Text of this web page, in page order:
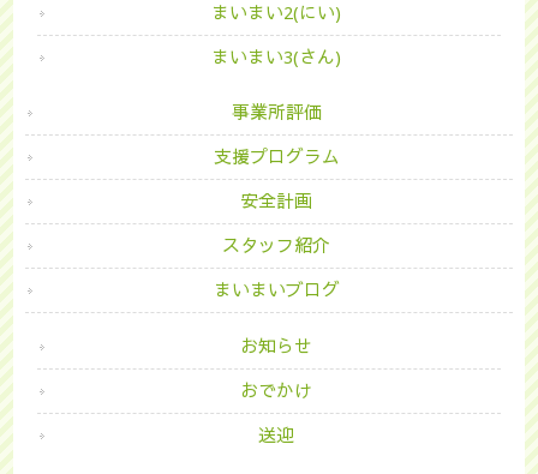
まいまい2(にい)
まいまい3(さん)
事業所評価
支援プログラム
安全計画
スタッフ紹介
まいまいブログ
お知らせ
おでかけ
送迎